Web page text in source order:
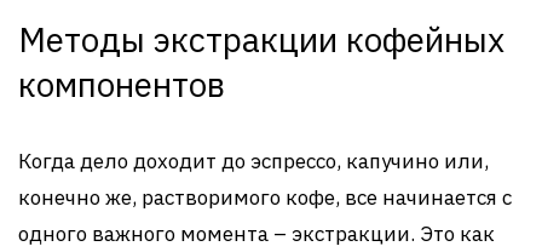
Методы экстракции кофейных
компонентов
Когда дело доходит до эспрессо, капучино или,
конечно же, растворимого кофе, все начинается с
одного важного момента – экстракции. Это как